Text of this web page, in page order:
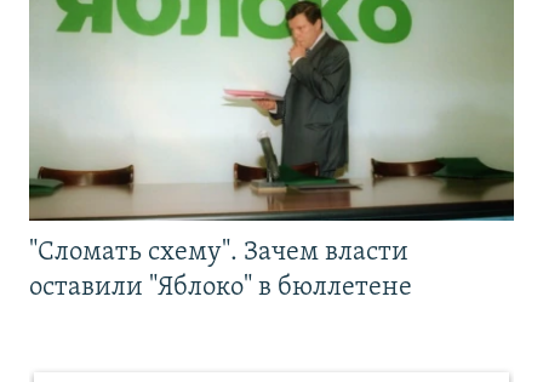
"Сломать схему". Зачем власти
оставили "Яблоко" в бюллетене